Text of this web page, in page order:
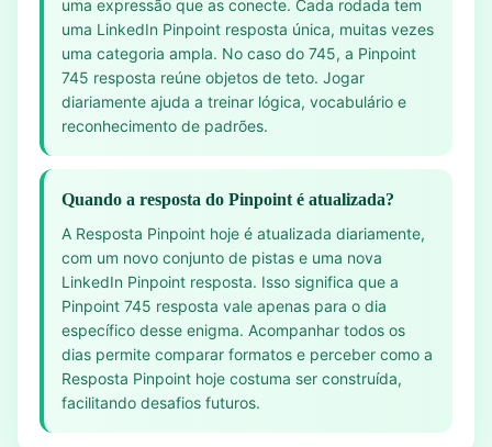
uma expressão que as conecte. Cada rodada tem
uma LinkedIn Pinpoint resposta única, muitas vezes
uma categoria ampla. No caso do 745, a Pinpoint
745 resposta reúne objetos de teto. Jogar
diariamente ajuda a treinar lógica, vocabulário e
reconhecimento de padrões.
Quando a resposta do Pinpoint é atualizada?
A Resposta Pinpoint hoje é atualizada diariamente,
com um novo conjunto de pistas e uma nova
LinkedIn Pinpoint resposta. Isso significa que a
Pinpoint 745 resposta vale apenas para o dia
específico desse enigma. Acompanhar todos os
dias permite comparar formatos e perceber como a
Resposta Pinpoint hoje costuma ser construída,
facilitando desafios futuros.